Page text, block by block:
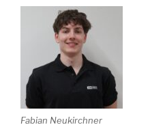
Fabian Neukirchner